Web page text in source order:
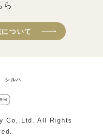
ら
ついて
シルハ
Co,.Ltd. All Rights